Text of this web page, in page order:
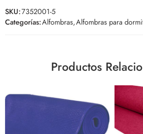
SKU:7352001-5
Categorías:Alfombras,Alfombras para
Productos